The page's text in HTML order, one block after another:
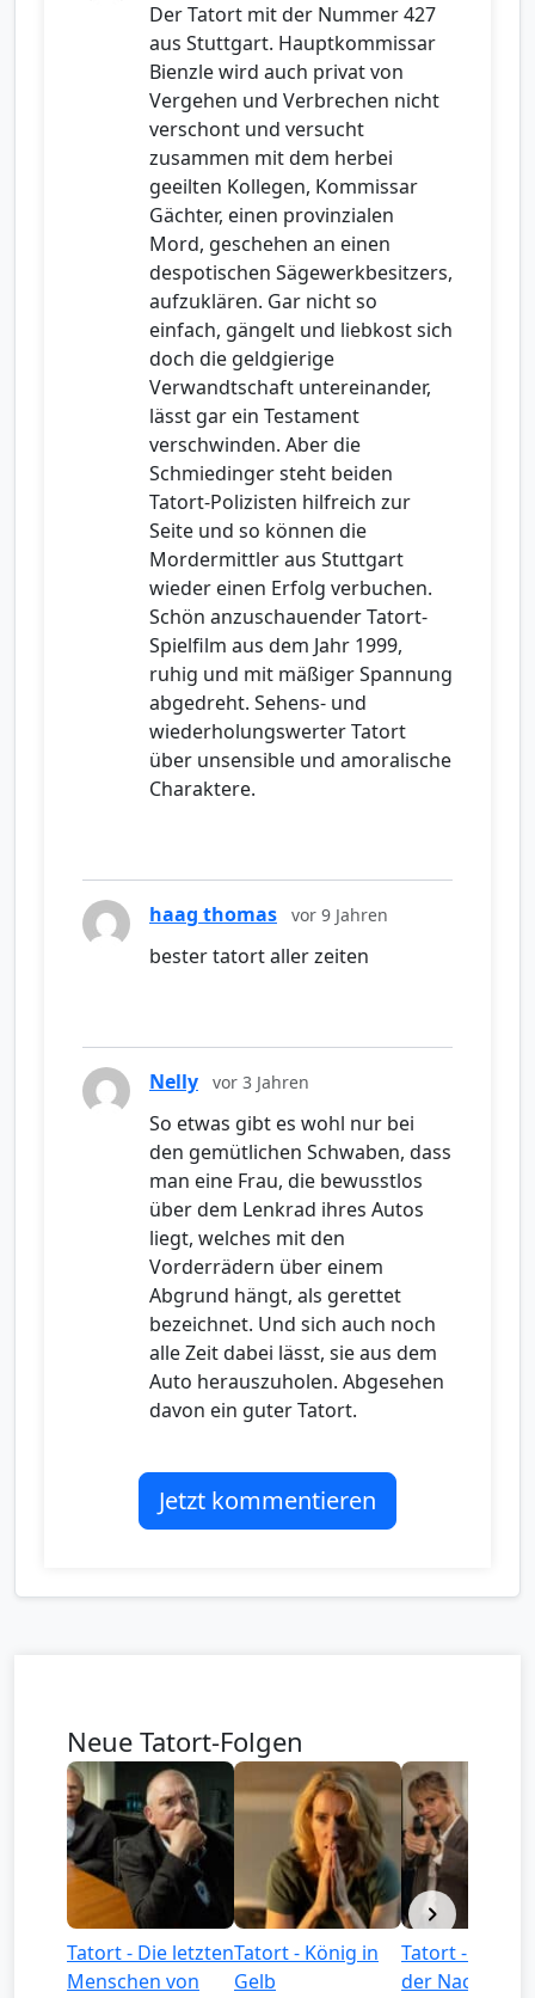
Der Tatort mit der Nummer 427
aus Stuttgart. Hauptkommissar
Bienzle wird auch privat von
Vergehen und Verbrechen nicht
verschont und versucht
zusammen mit dem herbei
geeilten Kollegen, Kommissar
Gächter, einen provinzialen
Mord, geschehen an einen
despotischen Sägewerkbesitzers,
aufzuklären. Gar nicht so
einfach, gängelt und liebkost sich
doch die geldgierige
Verwandtschaft untereinander,
lässt gar ein Testament
verschwinden. Aber die
Schmiedinger steht beiden
Tatort-Polizisten hilfreich zur
Seite und so können die
Mordermittler aus Stuttgart
wieder einen Erfolg verbuchen.
Schön anzuschauender Tatort-
Spielfilm aus dem Jahr 1999,
ruhig und mit mäßiger Spannung
abgedreht. Sehens- und
wiederholungswerter Tatort
über unsensible und amoralische
Charaktere.
haag thomas vor 9 Jahren
bester tatort aller zeiten
Nelly vor 3 Jahren
So etwas gibt es wohl nur bei
den gemütlichen Schwaben, dass
man eine Frau, die bewusstlos
über dem Lenkrad ihres Autos
liegt, welches mit den
Vorderrädern über einem
Abgrund hängt, als gerettet
bezeichnet. Und sich auch noch
alle Zeit dabei lässt, sie aus dem
Auto herauszuholen. Abgesehen
davon ein guter Tatort.
Jetzt kommentieren
Neue Tatort-Folgen
Tatort - Die letzten
Menschen von
Tatort - König in
Gelb
Tatort - Könige
der Nacht